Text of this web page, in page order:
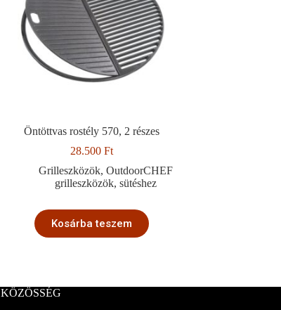
Öntöttvas rostély 570, 2 részes
28.500Ft
Grilleszközök,OutdoorCHEF
grilleszközök,sütéshez
Kosárba teszem
KÖZÖSSÉG